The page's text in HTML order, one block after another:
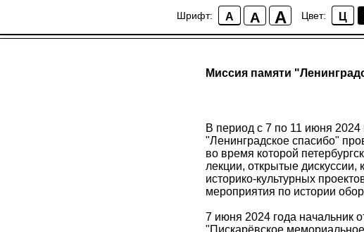
Шрифт: A A A Цвет: Ц
Миссия памяти
В период с 7 по 11 июня 2024
"Ленинградское спасибо"
во время которой
лекции, открытые
историко-культурных
мероприятия по истории
7 июня 2024 года начальник
"Пискарёвское